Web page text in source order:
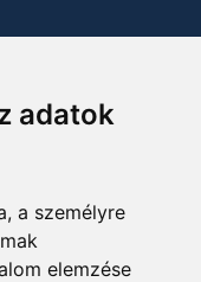
adatok
a személyre
elemzése